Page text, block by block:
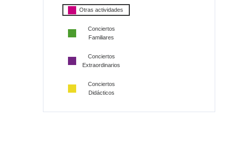
Otras actividades
Conciertos
Familiares
Conciertos
Extraordinarios
Conciertos
Didácticos